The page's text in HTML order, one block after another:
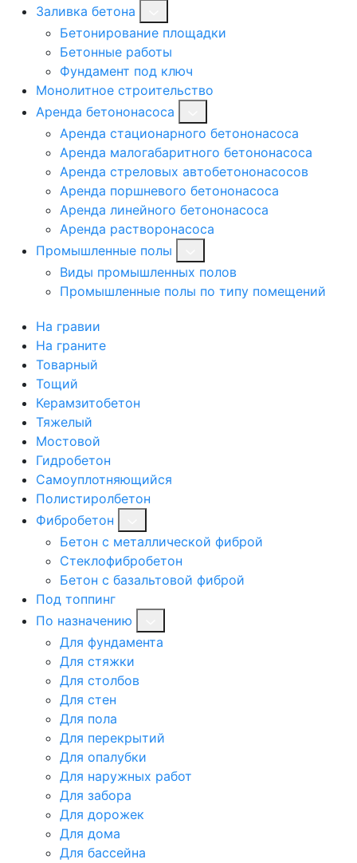
Заливка бетона
Бетонирование площадки
Бетонные работы
Фундамент под ключ
Монолитное строительство
Аренда бетононасоса
Аренда стационарного бетононасоса
Аренда малогабаритного бетононасоса
Аренда стреловых автобетононасосов
Аренда поршневого бетононасоса
Аренда линейного бетононасоса
Аренда растворонасоса
Промышленные полы
Виды промышленных полов
Промышленные полы по типу помещений
На гравии
На граните
Товарный
Тощий
Керамзитобетон
Тяжелый
Мостовой
Гидробетон
Самоуплотняющийся
Полистиролбетон
Фибробетон
Бетон с металлической фиброй
Стеклофибробетон
Бетон с базальтовой фиброй
Под топпинг
По назначению
Для фундамента
Для стяжки
Для столбов
Для стен
Для пола
Для перекрытий
Для опалубки
Для наружных работ
Для забора
Для дорожек
Для дома
Для бассейна